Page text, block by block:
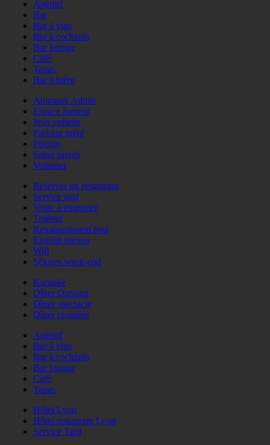
Apéritif
Bar
Bar à vins
Bar à cocktails
Bar lounge
Café
Tapas
Bar à bière
Animaux Admis
Espace fumeur
Jeux enfants
Parking privé
Piscine
Salon privés
Voiturier
Réserver un restaurant
Service tard
Vente à emporter
Traiteur
Retransmission foot
English menus
Wifi
Séjours week-end
Karaoké
Dîner Dansant
Dîner spectacle
Dîner croisière
Apéritif
Bar à vins
Bar à cocktails
Bar lounge
Café
Tapas
Hôtel Lyon
Hôtel restaurant Lyon
Service Tard